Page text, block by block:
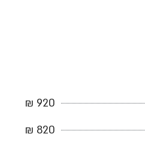
920 ₪
820 ₪